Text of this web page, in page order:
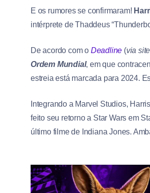
E os rumores se confirmaram!
intérprete de Thaddeus
De acordo com o Deadline (via
Ordem Mundial, em que
estreia está marcada para 2024.
Integrando a Marvel Studios,
feito seu retorno a Star Wars em
último filme de Indiana Jones.